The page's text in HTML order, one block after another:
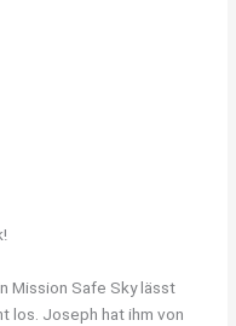
Mission Safe Sky lässt
los. Joseph hat ihm von